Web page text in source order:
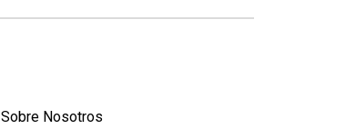
Sobre Nosotros